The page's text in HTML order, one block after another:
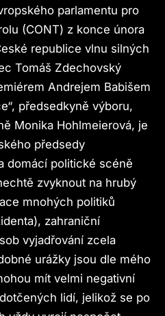
parlamentu pro
(CONT) z konce února
republice vlnu silných
Tomáš Zdechovský
Andrejem Babišem
předsedkyně výboru,
Monika Hohlmeierová, je
předsedy
domácí politické scéně
zvyknout na hrubý
mnohých politiků
zahraniční
vyjadřování zcela
urážky jsou dle mého
mít velmi negativní
lidí, jelikož se po